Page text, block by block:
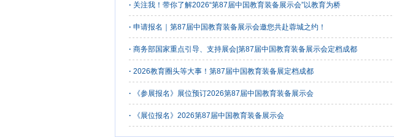
· 关注我！带你了解2026“第87届中国教育装备展示会”以教育为桥
· 申请报名｜第87届中国教育装备展示会邀您共赴蓉城之约！
· 商务部国家重点引导、支持展会|第87届中国教育装备展示会定档成都
· 2026教育圈头等大事！第87届中国教育装备展定档成都
· 《参展报名》展位预订2026第87届中国教育装备展示会
· 《展位报名》2026第87届中国教育装备展示会